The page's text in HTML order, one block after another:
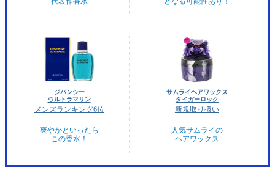
ジバンシー
ウルトラマリン
メンズランキング6位
爽やかといったら
この香水！
サムライヘアワックス
タイガーロック
新規取り扱い
人気サムライの
ヘアワックス